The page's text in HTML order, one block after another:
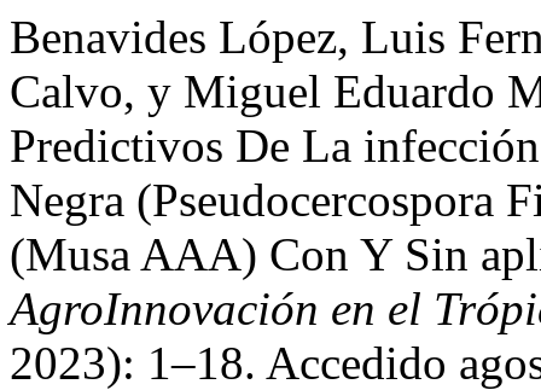
Benavides López, Luis
Calvo, y Miguel Eduardo
Predictivos De La
Negra (Pseudocercospora
(Musa AAA) Con Y Sin
AgroInnovación en el
2023): 1–18. Accedido